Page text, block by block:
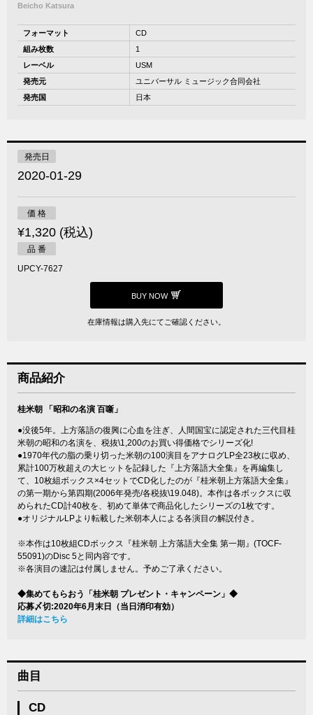
Beicho Katsura
フォーマット
CD
組み枚数
1
レーベル
USM
発売元
ユニバーサル ミュージック合同会社
発売国
日本
発売日
2020-01-29
価 格
¥1,320 (税込)
品 番
UPCY-7627
BUY NOW
在庫情報は購入先にてご確認ください。
商品紹介
桂米朝 「昭和の名演 百噺」
●没後5年。上方落語の復興に心血を注ぎ、人間国宝に認定された三代目桂
米朝の昭和の名演を、税抜\1,200のお買い得価格でシリーズ化!
●1970年代の脂の乗り切った米朝の100演目をアナログLP全23枚に収め、
累計100万枚超えの大ヒットを記録した『上方落語大全集』を再編集し
て、10枚組ボックス×4セットでCD化したのが『桂米朝上方落語大全集』
の第一期から第四期(2006年発売/各税抜\19.048)。本作は各ボックスに収
められたCD計40枚を、初めて単体で商品化したシリーズの1枚です。
●オリジナルLPより転載した米朝本人による各演目の解説付き。
※本作は10枚組CDボックス『桂米朝 上方落語大全集 第一期』(TOCF-
55091)のDisc 5と同内容です。
※各演目の速記は付属しません。予めご了承ください。
◆集めてもらおう「桂米朝 プレゼント・キャンペーン」◆
応募〆切:2020年6月末日（当日消印有効）
詳細はこちら
曲目
CD